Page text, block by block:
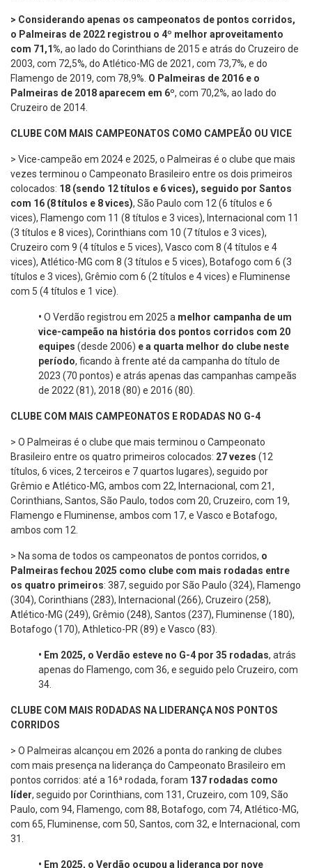
> Considerando apenas os campeonatos de pontos corridos,
o Palmeiras de 2022 registrou o 4º melhor aproveitamento
com 71,1%, ao lado do Corinthians de 2015 e atrás do Cruzeiro de
2003, com 72,5%, do Atlético-MG de 2021, com 73,7%, e do
Flamengo de 2019, com 78,9%. O Palmeiras de 2016 e o
Palmeiras de 2018 aparecem em 6º, com 70,2%, ao lado do
Cruzeiro de 2014.
CLUBE COM MAIS CAMPEONATOS COMO CAMPEÃO OU VICE
> Vice-campeão em 2024 e 2025, o Palmeiras é o clube que mais
vezes terminou o Campeonato Brasileiro entre os dois primeiros
colocados: 18 (sendo 12 títulos e 6 vices), seguido por Santos
com 16 (8 títulos e 8 vices), São Paulo com 12 (6 títulos e 6
vices), Flamengo com 11 (8 títulos e 3 vices), Internacional com 11
(3 títulos e 8 vices), Corinthians com 10 (7 títulos e 3 vices),
Cruzeiro com 9 (4 títulos e 5 vices), Vasco com 8 (4 títulos e 4
vices), Atlético-MG com 8 (3 títulos e 5 vices), Botafogo com 6 (3
títulos e 3 vices), Grêmio com 6 (2 títulos e 4 vices) e Fluminense
com 5 (4 títulos e 1 vice).
• O Verdão registrou em 2025 a melhor campanha de um
vice-campeão na história dos pontos corridos com 20
equipes (desde 2006) e a quarta melhor do clube neste
período, ficando à frente até da campanha do título de
2023 (70 pontos) e atrás apenas das campanhas campeãs
de 2022 (81), 2018 (80) e 2016 (80).
CLUBE COM MAIS CAMPEONATOS E RODADAS NO G-4
> O Palmeiras é o clube que mais terminou o Campeonato
Brasileiro entre os quatro primeiros colocados: 27 vezes (12
títulos, 6 vices, 2 terceiros e 7 quartos lugares), seguido por
Grêmio e Atlético-MG, ambos com 22, Internacional, com 21,
Corinthians, Santos, São Paulo, todos com 20, Cruzeiro, com 19,
Flamengo e Fluminense, ambos com 17, e Vasco e Botafogo,
ambos com 12.
> Na soma de todos os campeonatos de pontos corridos, o
Palmeiras fechou 2025 como clube com mais rodadas entre
os quatro primeiros: 387, seguido por São Paulo (324), Flamengo
(304), Corinthians (283), Internacional (266), Cruzeiro (258),
Atlético-MG (249), Grêmio (248), Santos (237), Fluminense (180),
Botafogo (170), Athletico-PR (89) e Vasco (83).
• Em 2025, o Verdão esteve no G-4 por 35 rodadas, atrás
apenas do Flamengo, com 36, e seguido pelo Cruzeiro, com
34.
CLUBE COM MAIS RODADAS NA LIDERANÇA NOS PONTOS
CORRIDOS
> O Palmeiras alcançou em 2026 a ponta do ranking de clubes
com mais presença na liderança do Campeonato Brasileiro em
pontos corridos: até a 16ª rodada, foram 137 rodadas como
líder, seguido por Corinthians, com 131, Cruzeiro, com 109, São
Paulo, com 94, Flamengo, com 88, Botafogo, com 74, Atlético-MG,
com 65, Fluminense, com 50, Santos, com 32, e Internacional, com
31.
• Em 2025, o Verdão ocupou a liderança por nove